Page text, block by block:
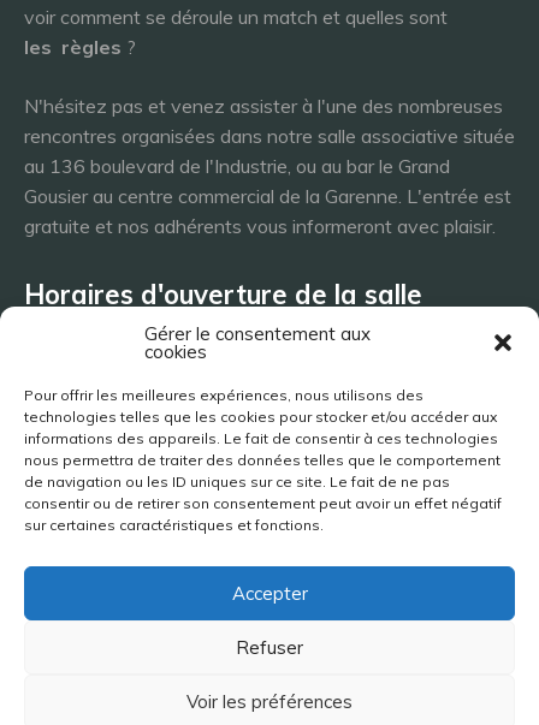
Gérer le consentement aux
cookies
Pour offrir les meilleures expériences, nous utilisons des
technologies telles que les cookies pour stocker et/ou accéder aux
informations des appareils. Le fait de consentir à ces technologies
nous permettra de traiter des données telles que le comportement
de navigation ou les ID uniques sur ce site. Le fait de ne pas
consentir ou de retirer son consentement peut avoir un effet négatif
sur certaines caractéristiques et fonctions.
Accepter
Refuser
Voir les préférences
voir comment se déroule un match et quelles sont
les règles ?
N'hésitez pas et venez assister à l'une des nombreuses
rencontres organisées dans notre salle associative située
au 136 boulevard de l'Industrie, ou au bar le Grand
Gousier au centre commercial de la Garenne. L'entrée est
gratuite et nos adhérents vous informeront avec plaisir.
Horaires d'ouverture de la salle
Mardi 8h - 23h
Mercredi - 8h - 23h
Jeudi 8h - 23h
Vendredi 8h - 23h
Samedi 8h - 23h
Site réalisé par Jimy Bigaud | 2019-2026